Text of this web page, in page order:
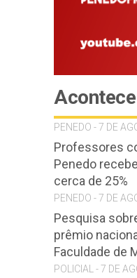
PENEDO - 7 DE
Professores
Penedo
cerca de 25%
PENEDO - 7 DE
Pesquisa
prêmio
Faculdade de
POLICIAL - 7 DE